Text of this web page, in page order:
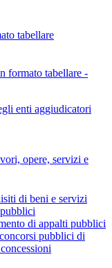
tabellare
formato tabellare -
enti aggiudicatori
opere, servizi e
di beni e servizi
di appalti pubblici
pubblici di